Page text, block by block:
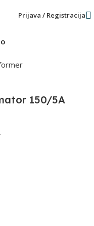
Prijava / Registracija
150/5A